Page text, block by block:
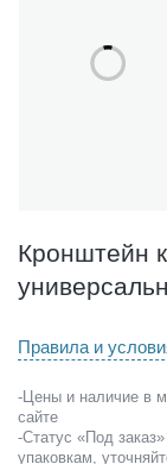
е
н
и
р
а
д
и
а
т
Кронштейн
Правила и
-Цены и наличие в
сайте
-Статус «Под
упаковкам,